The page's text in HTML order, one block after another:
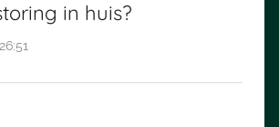
in huis?